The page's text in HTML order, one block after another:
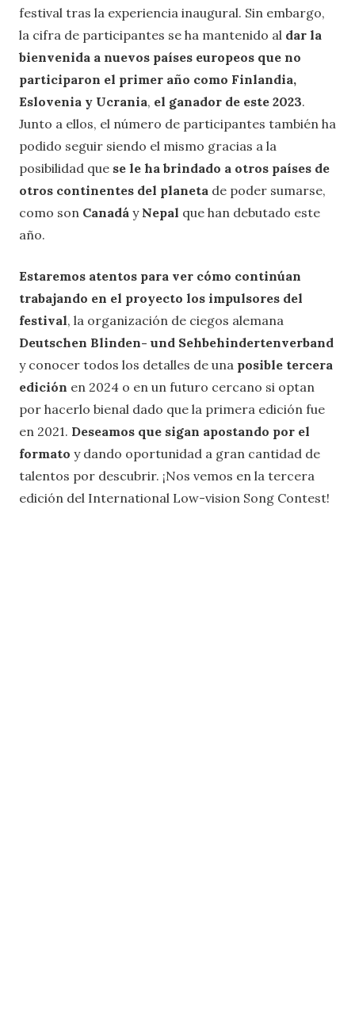
festival tras la experiencia inaugural. Sin embargo,
la cifra de participantes se ha mantenido al dar la
bienvenida a nuevos países europeos que no
participaron el primer año como Finlandia,
Eslovenia y Ucrania, el ganador de este 2023.
Junto a ellos, el número de participantes también ha
podido seguir siendo el mismo gracias a la
posibilidad que se le ha brindado a otros países de
otros continentes del planeta de poder sumarse,
como son Canadá yNepal que han debutado este
año.
Estaremos atentos para ver cómo continúan
trabajando en el proyecto los impulsores del
festival, la organización de ciegos alemana
Deutschen Blinden- und Sehbehindertenverband
y conocer todos los detalles de una posible tercera
edición en 2024 o en un futuro cercano si optan
por hacerlo bienal dado que la primera edición fue
en 2021. Deseamos que sigan apostando por el
formato y dando oportunidad a gran cantidad de
talentos por descubrir. ¡Nos vemos en la tercera
edición del International Low-vision Song Contest!